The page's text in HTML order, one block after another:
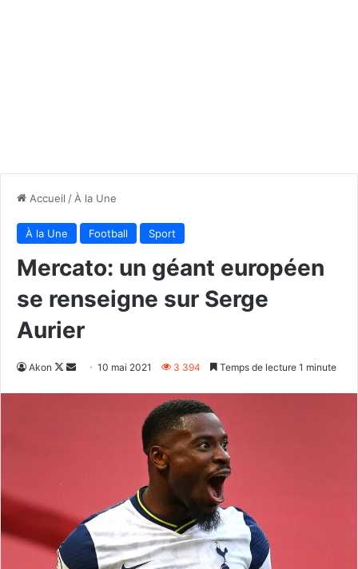
Accueil / À la Une
À la Une Football Sport
Mercato: un géant européen
se renseigne sur Serge
Aurier
Akon
Follow
Envoyer10 mai 2021 3 394 Temps de lecture 1 minute